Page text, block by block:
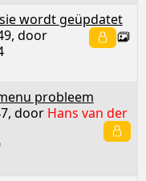
wordt geüpdatet
door
probleem
door Hans van der